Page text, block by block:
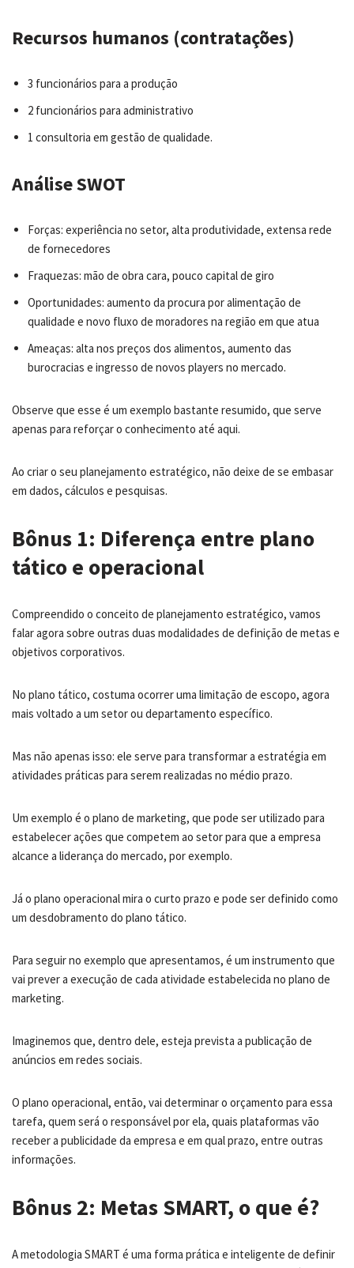
Recursos humanos (contratações)
3 funcionários para a produção
2 funcionários para administrativo
1 consultoria em gestão de qualidade.
Análise SWOT
Forças: experiência no setor, alta produtividade, extensa rede
de fornecedores
Fraquezas: mão de obra cara, pouco capital de giro
Oportunidades: aumento da procura por alimentação de
qualidade e novo fluxo de moradores na região em que atua
Ameaças: alta nos preços dos alimentos, aumento das
burocracias e ingresso de novos players no mercado.
Observe que esse é um exemplo bastante resumido, que serve
apenas para reforçar o conhecimento até aqui.
Ao criar o seu planejamento estratégico, não deixe de se embasar
em dados, cálculos e pesquisas.
Bônus 1: Diferença entre plano
tático e operacional
Compreendido o conceito de planejamento estratégico, vamos
falar agora sobre outras duas modalidades de definição de metas e
objetivos corporativos.
No plano tático, costuma ocorrer uma limitação de escopo, agora
mais voltado a um setor ou departamento específico.
Mas não apenas isso: ele serve para transformar a estratégia em
atividades práticas para serem realizadas no médio prazo.
Um exemplo é o plano de marketing, que pode ser utilizado para
estabelecer ações que competem ao setor para que a empresa
alcance a liderança do mercado, por exemplo.
Já o plano operacional mira o curto prazo e pode ser definido como
um desdobramento do plano tático.
Para seguir no exemplo que apresentamos, é um instrumento que
vai prever a execução de cada atividade estabelecida no plano de
marketing.
Imaginemos que, dentro dele, esteja prevista a publicação de
anúncios em redes sociais.
O plano operacional, então, vai determinar o orçamento para essa
tarefa, quem será o responsável por ela, quais plataformas vão
receber a publicidade da empresa e em qual prazo, entre outras
informações.
Bônus 2: Metas SMART, o que é?
A metodologia SMART é uma forma prática e inteligente de definir